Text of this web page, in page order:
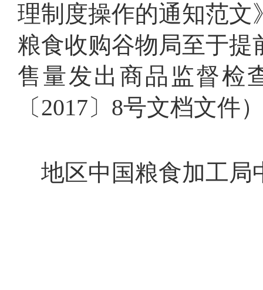
理制度操作的通知范文
粮食收购谷物局至于提
售量发出商品监督检
〔2017〕8号文档文件
地区中国粮食加工局